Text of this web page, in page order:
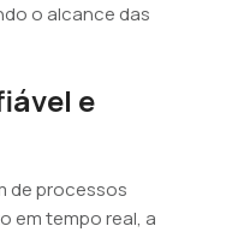
o alcance das
e
de processos
em tempo real, a